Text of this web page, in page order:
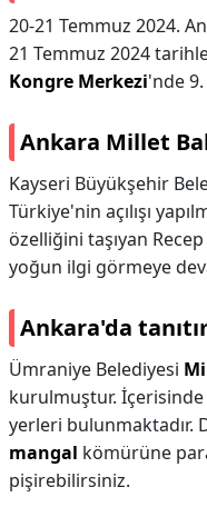
20-21 Temmuz 2024.
21 Temmuz 2024
Kongre Merkezi'nde
Ankara Millet
Kayseri Büyükşehir
Türkiye'nin açılışı
özelliğini taşıyan
yoğun ilgi görmeye
Ankara'da
Ümraniye Belediyesi
kurulmuştur. İçerisinde
yerleri bulunmaktadır.
mangal kömürüne
pişirebilirsiniz.